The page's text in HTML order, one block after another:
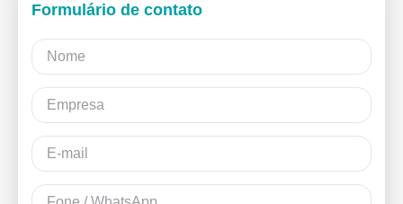
Formulário de contato